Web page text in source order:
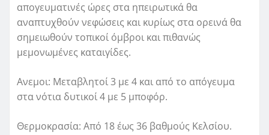
απογευματινές ώρες στα ηπειρωτικά θα
αναπτυχθούν νεφώσεις και κυρίως στα ορεινά θα
σημειωθούν τοπικοί όμβροι και πιθανώς
μεμονωμένες καταιγίδες.
Ανεμοι: Μεταβλητοί 3 με 4 και από το απόγευμα
στα νότια δυτικοί 4 με 5 μποφόρ.
Θερμοκρασία: Από 18 έως 36 βαθμούς Κελσίου.